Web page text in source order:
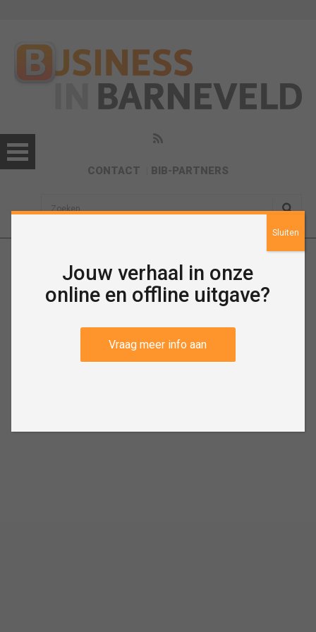
CONTACT BIB-PARTNERS
sisea.search
April 2023
Jouw verhaal in onze
online en offline uitgave?
Vraag meer info aan
Sluiten